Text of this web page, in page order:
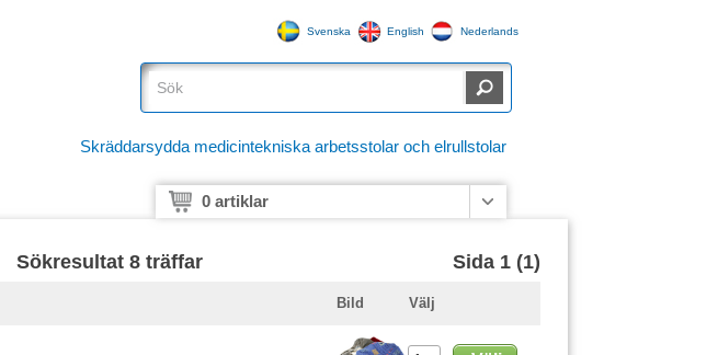
Svenska English Nederlands
Skräddarsydda medicintekniska arbetsstolar och elrullstolar
0 artiklar
Sökresultat 8 träffar Sida 1 (1)
Bild Välj